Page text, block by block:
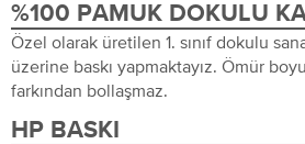
%100 PAMUK DOKULU
Özel olarak üretilen 1. sınıf dokulu
üzerine baskı yapmaktayız. Ömür
farkından bollaşmaz.
HP BASKI